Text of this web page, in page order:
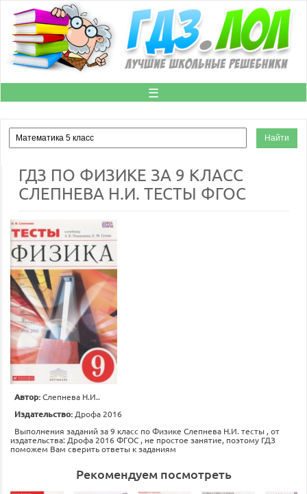
☰
ГДЗ ПО ФИЗИКЕ ЗА 9 КЛАСС
СЛЕПНЕВА Н.И. ТЕСТЫ ФГОС
Автор:Слепнева Н.И..
Издательство: Дрофа 2016
Выполнения заданий за 9 класс по Физике Слепнева Н.И. тесты , от
издательства: Дрофа 2016 ФГОС , не простое занятие, поэтому ГДЗ
поможем Вам сверить ответы к заданиям
Рекомендуем посмотреть